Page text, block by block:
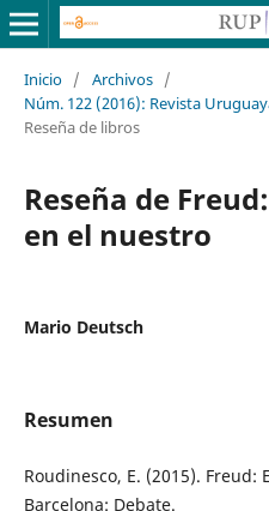
Inicio / Archivos /
Núm. 122 (2016): Revista
Reseña de libros
Reseña de
en el nuestro
Mario Deutsch
Resumen
Roudinesco, E. (2015).
Barcelona: Debate.